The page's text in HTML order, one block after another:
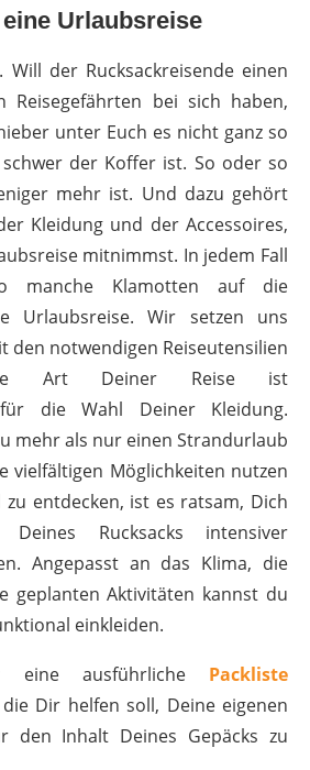
Urlaubsreise
Will der Rucksackreisende einen
Reisegefährten bei sich haben,
unter Euch es nicht ganz so
der Koffer ist. So oder so
mehr ist. Und dazu gehört
Kleidung und der Accessoires,
mitnimmst. In jedem Fall
manche Klamotten auf die
Urlaubsreise. Wir setzen uns
den notwendigen Reiseutensilien
Art Deiner Reise ist
für die Wahl Deiner Kleidung.
mehr als nur einen Strandurlaub
vielfältigen Möglichkeiten nutzen
entdecken, ist es ratsam, Dich
Rucksacks intensiver
Angepasst an das Klima, die
geplanten Aktivitäten kannst du
einkleiden.
eine ausführliche Packliste
Dir helfen soll, Deine eigenen
den Inhalt Deines Gepäcks zu